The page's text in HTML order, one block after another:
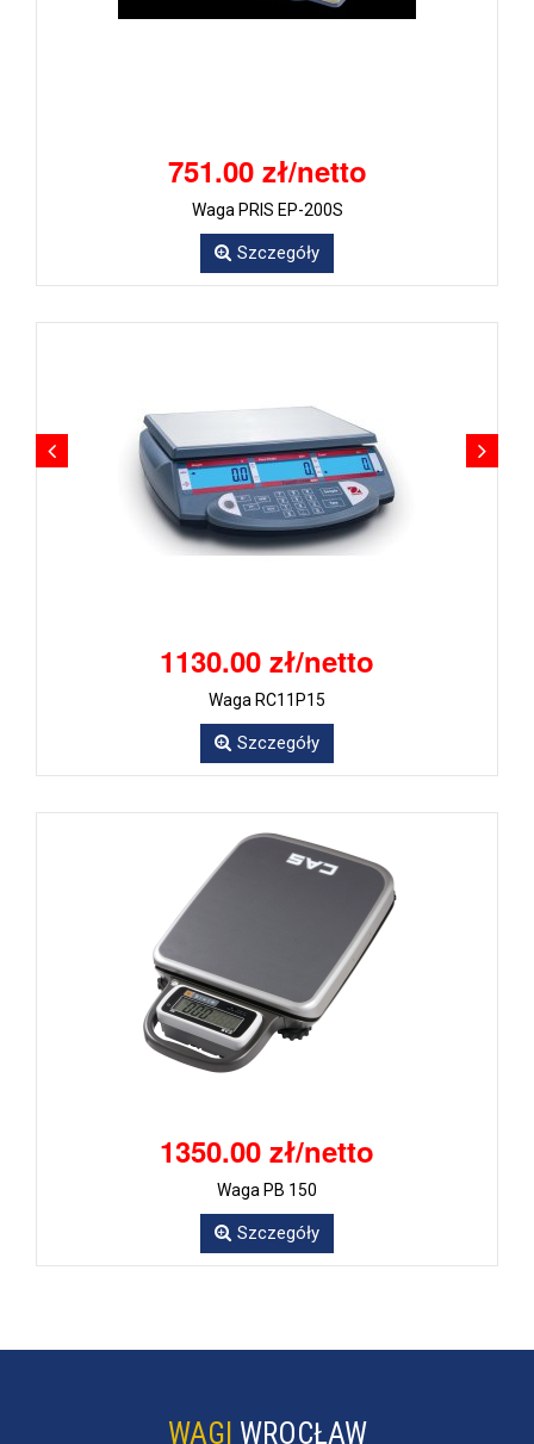
751.00 zł/netto
Waga PRIS EP-200S
Szczegóły
1130.00 zł/netto
Waga RC11P15
Szczegóły
1350.00 zł/netto
Waga PB 150
Szczegóły
WAGI WROCŁAW